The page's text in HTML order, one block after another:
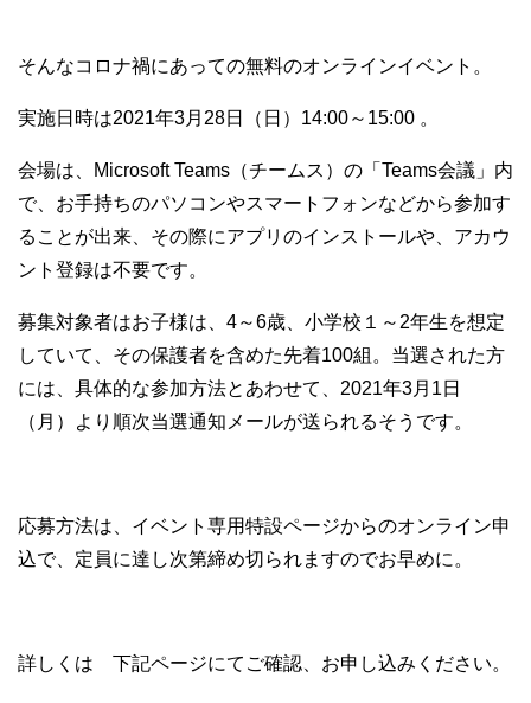
そんなコロナ禍にあっての無料のオンラインイベント。
実施日時は2021年3月28日（日）14:00～15:00 。
会場は、Microsoft Teams（チームス）の「Teams会議」内
で、お手持ちのパソコンやスマートフォンなどから参加す
ることが出来、その際にアプリのインストールや、アカウ
ント登録は不要です。
募集対象者はお子様は、4～6歳、小学校１～2年生を想定
していて、その保護者を含めた先着100組。当選された方
には、具体的な参加方法とあわせて、2021年3月1日
（月）より順次当選通知メールが送られるそうです。
応募方法は、イベント専用特設ページからのオンライン申
込で、定員に達し次第締め切られますのでお早めに。
詳しくは 下記ページにてご確認、お申し込みください。